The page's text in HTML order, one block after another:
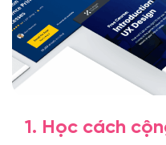
1. Học cách